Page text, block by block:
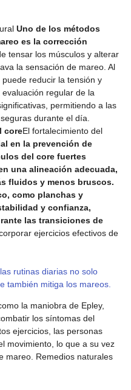
Uno de los métodos
es la corrección
tensar los músculos y alterar
la sensación de mareo. Al
reducir la tensión y
regular de la
permitiendo a las
durante el día.
coreEl fortalecimiento del
en la prevención de
del core fuertes
una alineación adecuada,
fluidos y menos bruscos.
como planchas y
y confianza,
las transiciones de
ejercicios efectivos de
rutinas diarias no solo
también mitiga los mareos.
la maniobra de Epley,
los síntomas del
ejercicios, las personas
movimiento, lo que a su vez
mareo. Remedios naturales